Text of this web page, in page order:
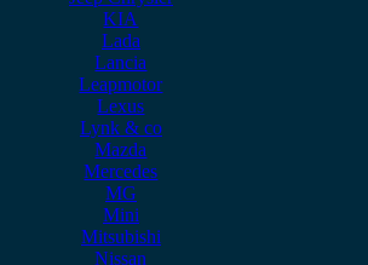
KIA
Lada
Lancia
Leapmotor
Lexus
Lynk & co
Mazda
Mercedes
MG
Mini
Mitsubishi
Nissan